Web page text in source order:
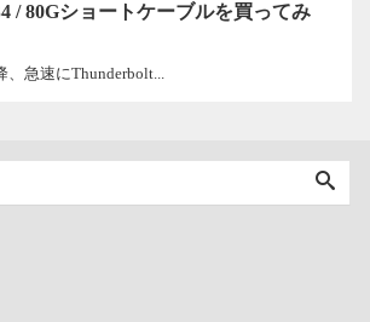
/ 80Gショートケーブルを買ってみ
急速にThunderbolt...